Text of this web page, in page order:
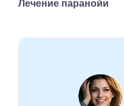
Лечение паранойи